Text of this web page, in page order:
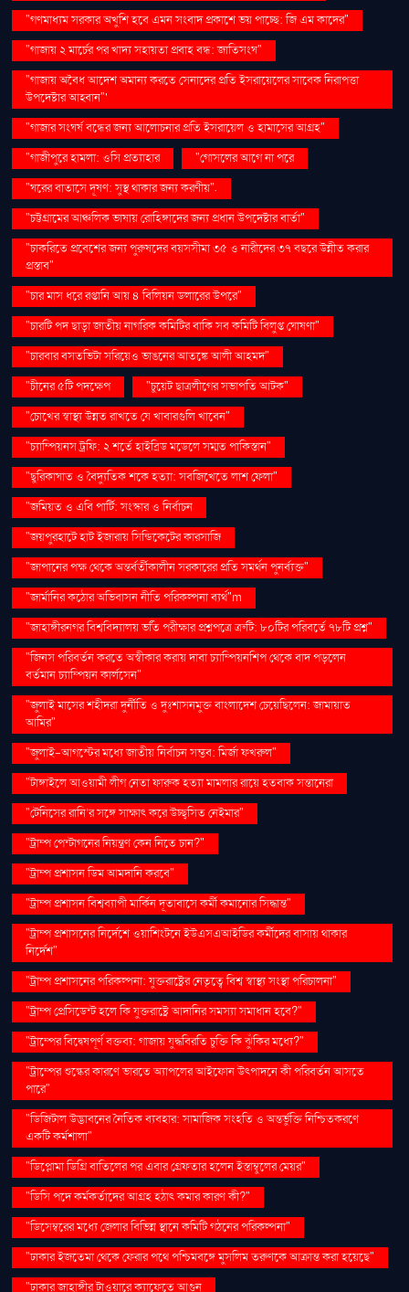
"গণমাধ্যম সরকার অখুশি হবে এমন সংবাদ প্রকাশে ভয় পাচ্ছে: জি এম কাদের"
"গাজায় ২ মার্চের পর খাদ্য সহায়তা প্রবাহ বন্ধ: জাতিসংঘ"
"গাজায় অবৈধ আদেশ অমান্য করতে সেনাদের প্রতি ইসরায়েলের সাবেক নিরাপত্তা
উপদেষ্টার আহ্বান"'
"গাজার সংঘর্ষ বন্ধের জন্য আলোচনার প্রতি ইসরায়েল ও হামাসের আগ্রহ"
"গাজীপুরে হামলা: ওসি প্রত্যাহার
"গোসলের আগে না পরে
"ঘরের বাতাসে দূষণ: সুস্থ থাকার জন্য করণীয়".
"চট্টগ্রামের আঞ্চলিক ভাষায় রোহিঙ্গাদের জন্য প্রধান উপদেষ্টার বার্তা"
"চাকরিতে প্রবেশের জন্য পুরুষদের বয়সসীমা ৩৫ ও নারীদের ৩৭ বছরে উন্নীত করার
প্রস্তাব"
"চার মাস ধরে রপ্তানি আয় ৪ বিলিয়ন ডলারের উপরে"
"চারটি পদ ছাড়া জাতীয় নাগরিক কমিটির বাকি সব কমিটি বিলুপ্ত ঘোষণা"
"চারবার বসতভিটা সরিয়েও ভাঙনের আতঙ্কে আলী আহমদ"
"চীনের ৫টি পদক্ষেপ
"চুয়েট ছাত্রলীগের সভাপতি আটক"
"চোখের স্বাস্থ্য উন্নত রাখতে যে খাবারগুলি খাবেন"
"চ্যাম্পিয়নস ট্রফি: ২ শর্তে হাইব্রিড মডেলে সম্মত পাকিস্তান"
"ছুরিকাঘাত ও বৈদ্যুতিক শকে হত্যা: সবজিখেতে লাশ ফেলা"
"জমিয়ত ও এবি পার্টি: সংস্কার ও নির্বাচন
"জয়পুরহাটে হাট ইজারায় সিন্ডিকেটের কারসাজি
"জাপানের পক্ষ থেকে অন্তর্বর্তীকালীন সরকারের প্রতি সমর্থন পুনর্ব্যক্ত"
"জার্মানির কঠোর অভিবাসন নীতি পরিকল্পনা ব্যর্থ"m
"জাহাঙ্গীরনগর বিশ্ববিদ্যালয় ভর্তি পরীক্ষার প্রশ্নপত্রে ত্রুটি: ৮০টির পরিবর্তে ৭৮টি প্রশ্ন"
"জিনস পরিবর্তন করতে অস্বীকার করায় দাবা চ্যাম্পিয়নশিপ থেকে বাদ পড়লেন
বর্তমান চ্যাম্পিয়ন কার্লসেন"
"জুলাই মাসের শহীদরা দুর্নীতি ও দুঃশাসনমুক্ত বাংলাদেশ চেয়েছিলেন: জামায়াত
আমির"
"জুলাই-আগস্টের মধ্যে জাতীয় নির্বাচন সম্ভব: মির্জা ফখরুল"
"টাঙ্গাইলে আওয়ামী লীগ নেতা ফারুক হত্যা মামলার রায়ে হতবাক সন্তানেরা
"টেনিসের রানি’র সঙ্গে সাক্ষাৎ করে উচ্ছ্বসিত নেইমার"
"ট্রাম্প পেন্টাগনের নিয়ন্ত্রণ কেন নিতে চান?"
"ট্রাম্প প্রশাসন ডিম আমদানি করবে"
"ট্রাম্প প্রশাসন বিশ্বব্যাপী মার্কিন দূতাবাসে কর্মী কমানোর সিদ্ধান্ত"
"ট্রাম্প প্রশাসনের নির্দেশে ওয়াশিংটনে ইউএসএআইডির কর্মীদের বাসায় থাকার
নির্দেশ"
"ট্রাম্প প্রশাসনের পরিকল্পনা: যুক্তরাষ্ট্রের নেতৃত্বে বিশ্ব স্বাস্থ্য সংস্থা পরিচালনা"
"ট্রাম্প প্রেসিডেন্ট হলে কি যুক্তরাষ্ট্রে আদানির সমস্যা সমাধান হবে?"
"ট্রাম্পের বিদ্বেষপূর্ণ বক্তব্য: গাজায় যুদ্ধবিরতি চুক্তি কি ঝুঁকির মধ্যে?"
"ট্রাম্পের শুল্কের কারণে ভারতে অ্যাপলের আইফোন উৎপাদনে কী পরিবর্তন আসতে
পারে"
"ডিজিটাল উদ্ভাবনের নৈতিক ব্যবহার: সামাজিক সংহতি ও অন্তর্ভুক্তি নিশ্চিতকরণে
একটি কর্মশালা"
"ডিপ্লোমা ডিগ্রি বাতিলের পর এবার গ্রেফতার হলেন ইস্তাম্বুলের মেয়র"
"ডিসি পদে কর্মকর্তাদের আগ্রহ হঠাৎ কমার কারণ কী?"
"ডিসেম্বরের মধ্যে জেলার বিভিন্ন স্থানে কমিটি গঠনের পরিকল্পনা"
"ঢাকার ইজতেমা থেকে ফেরার পথে পশ্চিমবঙ্গে মুসলিম তরুণকে আক্রান্ত করা হয়েছে"
"ঢাকার জাহাঙ্গীর টাওয়ারে ক্যাফেতে আগুন